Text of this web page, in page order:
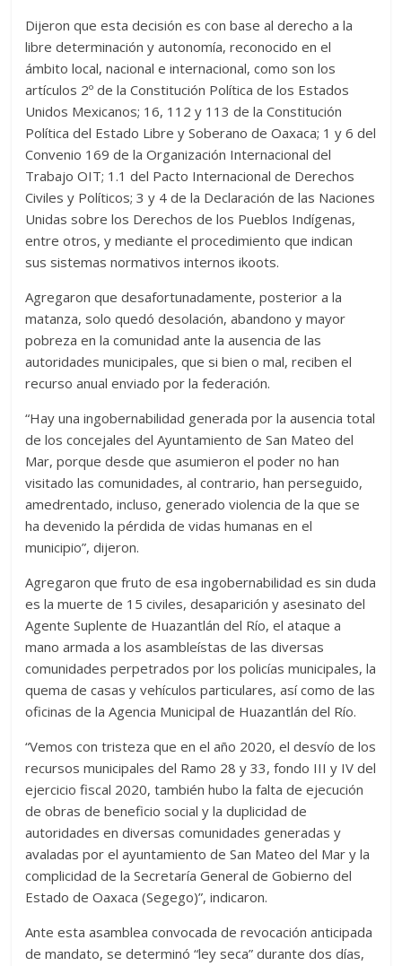
Dijeron que esta decisión es con base al derecho a la
libre determinación y autonomía, reconocido en el
ámbito local, nacional e internacional, como son los
artículos 2º de la Constitución Política de los Estados
Unidos Mexicanos; 16, 112 y 113 de la Constitución
Política del Estado Libre y Soberano de Oaxaca; 1 y 6 del
Convenio 169 de la Organización Internacional del
Trabajo OIT; 1.1 del Pacto Internacional de Derechos
Civiles y Políticos; 3 y 4 de la Declaración de las Naciones
Unidas sobre los Derechos de los Pueblos Indígenas,
entre otros, y mediante el procedimiento que indican
sus sistemas normativos internos ikoots.
Agregaron que desafortunadamente, posterior a la
matanza, solo quedó desolación, abandono y mayor
pobreza en la comunidad ante la ausencia de las
autoridades municipales, que si bien o mal, reciben el
recurso anual enviado por la federación.
“Hay una ingobernabilidad generada por la ausencia total
de los concejales del Ayuntamiento de San Mateo del
Mar, porque desde que asumieron el poder no han
visitado las comunidades, al contrario, han perseguido,
amedrentado, incluso, generado violencia de la que se
ha devenido la pérdida de vidas humanas en el
municipio”, dijeron.
Agregaron que fruto de esa ingobernabilidad es sin duda
es la muerte de 15 civiles, desaparición y asesinato del
Agente Suplente de Huazantlán del Río, el ataque a
mano armada a los asambleístas de las diversas
comunidades perpetrados por los policías municipales, la
quema de casas y vehículos particulares, así como de las
oficinas de la Agencia Municipal de Huazantlán del Río.
“Vemos con tristeza que en el año 2020, el desvío de los
recursos municipales del Ramo 28 y 33, fondo III y IV del
ejercicio fiscal 2020, también hubo la falta de ejecución
de obras de beneficio social y la duplicidad de
autoridades en diversas comunidades generadas y
avaladas por el ayuntamiento de San Mateo del Mar y la
complicidad de la Secretaría General de Gobierno del
Estado de Oaxaca (Segego)”, indicaron.
Ante esta asamblea convocada de revocación anticipada
de mandato, se determinó “ley seca” durante dos días,